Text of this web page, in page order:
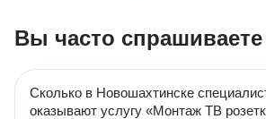
Вы часто спрашиваете
Сколько в Новошахтинске
оказывают услугу «Монтаж ТВ